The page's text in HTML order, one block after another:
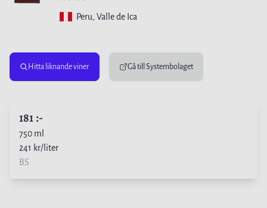
Peru, Valle de Ica
Hitta liknande viner Gå till Systembolaget
181:-
750 ml
241 kr/liter
BS